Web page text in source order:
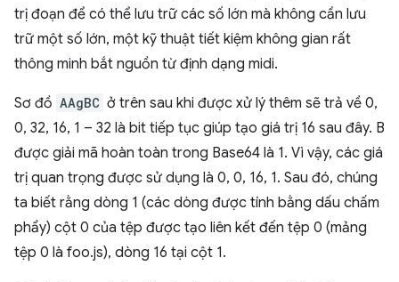
trị đoạn để có thể lưu trữ các số lớn mà không cần lưu
trữ một số lớn, một kỹ thuật tiết kiệm không gian rất
thông minh bắt nguồn từ định dạng midi.
Sơ đồ AAgBC ở trên sau khi được xử lý thêm sẽ trả về 0,
0, 32, 16, 1 – 32 là bit tiếp tục giúp tạo giá trị 16 sau đây. B
được giải mã hoàn toàn trong Base64 là 1. Vì vậy, các giá
trị quan trọng được sử dụng là 0, 0, 16, 1. Sau đó, chúng
ta biết rằng dòng 1 (các dòng được tính bằng dấu chấm
phẩy) cột 0 của tệp được tạo liên kết đến tệp 0 (mảng
tệp 0 là foo.js), dòng 16 tại cột 1.